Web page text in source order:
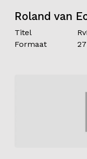
Roland van
Titel
Formaat